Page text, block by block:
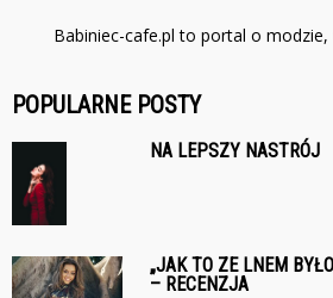
Babiniec-cafe.pl to portal o modzie,
POPULARNE POSTY
NA LEPSZY NASTRÓJ
„JAK TO ZE LNEM
– RECENZJA